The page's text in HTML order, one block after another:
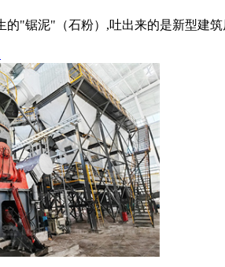
的"锯泥"（石粉）,吐出来的是新型建